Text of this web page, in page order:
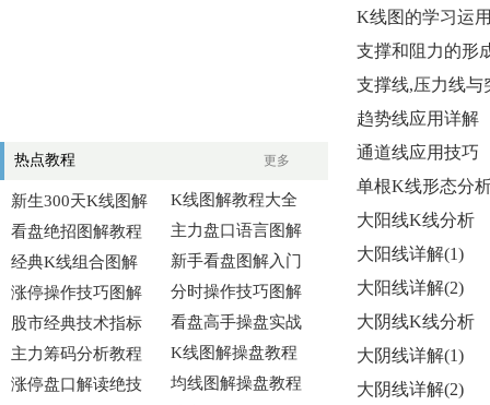
热点教程 更多
新生300天K线图解
看盘绝招图解教程
经典K线组合图解
涨停操作技巧图解
股市经典技术指标
主力筹码分析教程
涨停盘口解读绝技
K线图解教程大全
主力盘口语言图解
新手看盘图解入门
分时操作技巧图解
看盘高手操盘实战
K线图解操盘教程
均线图解操盘教程
K线图的学习运
支撑和阻力的形
支撑线,压力线与
趋势线应用详解
通道线应用技巧
单根K线形态分
大阳线K线分析
大阳线详解(1)
大阳线详解(2)
大阴线K线分析
大阴线详解(1)
大阴线详解(2)